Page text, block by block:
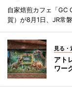
自家焙煎カフェ「GC
賀）が8月1日、JR常
見る・
アト
ワー